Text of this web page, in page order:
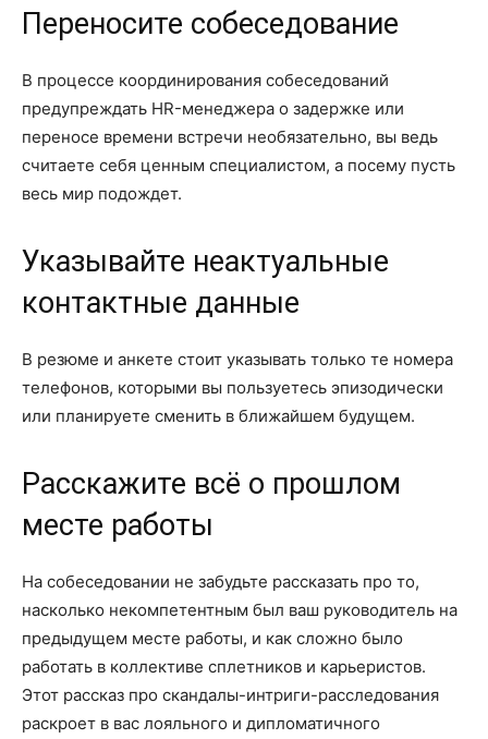
Переносите собеседование
В процессе координирования собеседований
предупреждать HR-менеджера о задержке или
переносе времени встречи необязательно, вы ведь
считаете себя ценным специалистом, а посему пусть
весь мир подождет.
Указывайте неактуальные
контактные данные
В резюме и анкете стоит указывать только те номера
телефонов, которыми вы пользуетесь эпизодически
или планируете сменить в ближайшем будущем.
Расскажите всё о прошлом
месте работы
На собеседовании не забудьте рассказать про то,
насколько некомпетентным был ваш руководитель на
предыдущем месте работы, и как сложно было
работать в коллективе сплетников и карьеристов.
Этот рассказ про скандалы-интриги-расследования
раскроет в вас лояльного и дипломатичного